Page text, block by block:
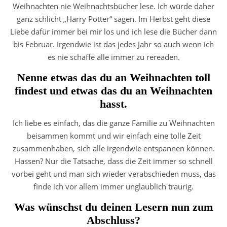
Weihnachten nie Weihnachtsbücher lese. Ich würde daher
ganz schlicht „Harry Potter“ sagen. Im Herbst geht diese
Liebe dafür immer bei mir los und ich lese die Bücher dann
bis Februar. Irgendwie ist das jedes Jahr so auch wenn ich
es nie schaffe alle immer zu rereaden.
Nenne etwas das du an Weihnachten toll
findest und etwas das du an Weihnachten
hasst.
Ich liebe es einfach, das die ganze Familie zu Weihnachten
beisammen kommt und wir einfach eine tolle Zeit
zusammenhaben, sich alle irgendwie entspannen können.
Hassen? Nur die Tatsache, dass die Zeit immer so schnell
vorbei geht und man sich wieder verabschieden muss, das
finde ich vor allem immer unglaublich traurig.
Was wünschst du deinen Lesern nun zum
Abschluss?